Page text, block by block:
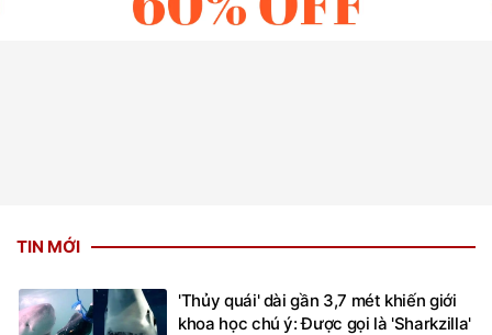
TIN MỚI
'Thủy quái' dài gần 3,7 mét khiến giới
khoa học chú ý: Được gọi là 'Sharkzilla'